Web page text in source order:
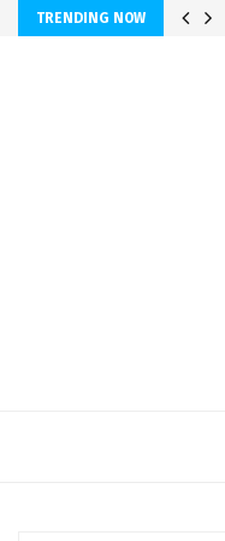
TRENDING NOW